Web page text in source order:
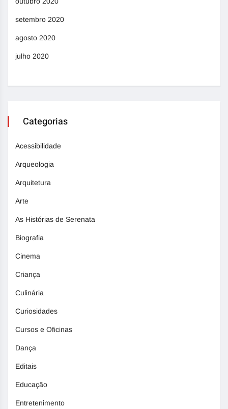
setembro 2020
agosto 2020
julho 2020
Categorias
Acessibilidade
Arqueologia
Arquitetura
Arte
As Histórias de Serenata
Biografia
Cinema
Criança
Culinária
Curiosidades
Cursos e Oficinas
Dança
Editais
Educação
Entretenimento